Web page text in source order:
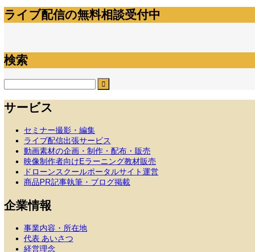
ライブ配信の無料相談受付中
検索
サービス
セミナー撮影・編集
ライブ配信出張サービス
動画素材の企画・制作・配布・販売
映像制作者向けEラーニング教材販売
ドローンスクールポータルサイト運営
商品PR記事執筆・ブログ掲載
企業情報
事業内容・所在地
代表 あいさつ
経営理念